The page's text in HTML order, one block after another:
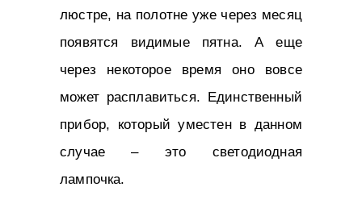
люстре, на полотне уже через месяц
появятся видимые пятна. А еще
через некоторое время оно вовсе
может расплавиться. Единственный
прибор, который уместен в данном
случае – это светодиодная
лампочка.